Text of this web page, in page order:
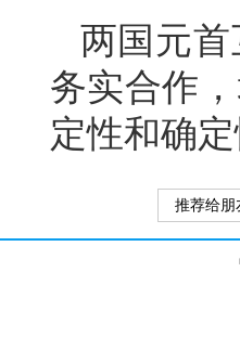
两国元
务实合作
定性和确定
推荐给朋